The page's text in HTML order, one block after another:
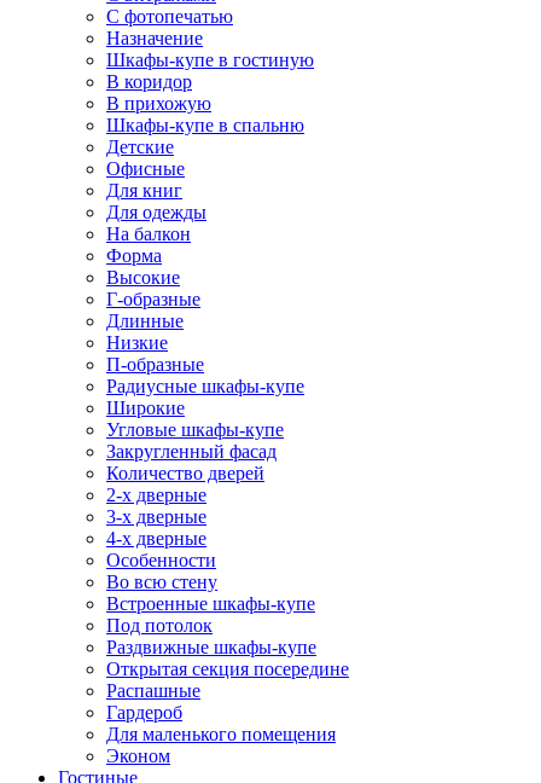
С фотопечатью
Назначение
Шкафы-купе в гостиную
В коридор
В прихожую
Шкафы-купе в спальню
Детские
Офисные
Для книг
Для одежды
На балкон
Форма
Высокие
Г-образные
Длинные
Низкие
П-образные
Радиусные шкафы-купе
Широкие
Угловые шкафы-купе
Закругленный фасад
Количество дверей
2-х дверные
3-х дверные
4-х дверные
Особенности
Во всю стену
Встроенные шкафы-купе
Под потолок
Раздвижные шкафы-купе
Открытая секция посередине
Распашные
Гардероб
Для маленького помещения
Эконом
Гостиные